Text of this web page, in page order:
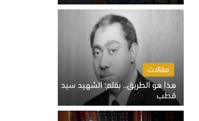
الخميس 6 أغسطس 2026 10:27 ص
مقالات
هذا هو الطريق.. بقلم: الشهيد سيد
قطب
الخميس 6 أغسطس 2026 10:52 ص